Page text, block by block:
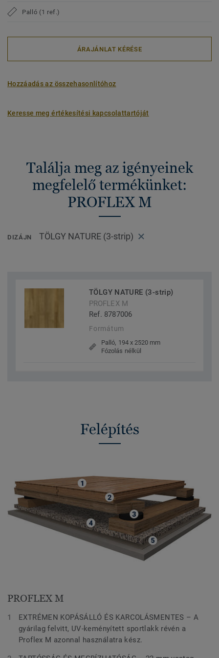
Palló (1 ref.)
ÁRAJÁNLAT KÉRÉSE
Hozzáadás az összehasonlítóhoz
Keresse meg értékesítési kapcsolattartóját
Találja meg az igényeinek
megfelelő termékünket:
PROFLEX M
DIZÁJN TÖLGY NATURE (3-strip)
TÖLGY NATURE (3-strip)
PROFLEX M
Ref. 8787006
Formátum
Palló, 194 x 2520 mm
Fózolás nélkül
Felépítés
PROFLEX M
EXTRÉMEN KOPÁSÁLLÓ ÉS KARCOLÁSMENTES – A
gyárilag felvitt, UV-keményített sportlakk révén a
Proflex M azonnal használatra kész.